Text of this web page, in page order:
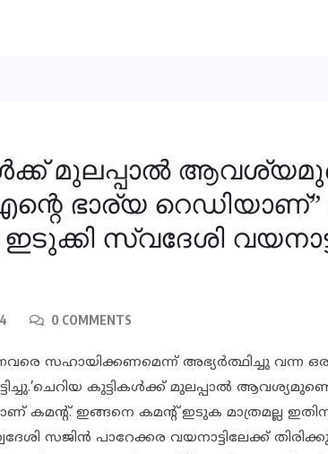
മുലപ്പാല്‍
ഭാര്യ
സ്വദേശി
0 COMMENTS
സഹായിക്കണമെന്ന് അഭ്യര്‍ത്ഥിച്ചു വന്ന
കുട്ടികള്‍ക്ക് മുലപ്പാല്‍
കമന്റ്. ഇങ്ങനെ കമന്റ് ഇടുക മാത്രമല്ല
സജിന്‍ പാറേക്കര വയനാട്ടിലേക്ക്